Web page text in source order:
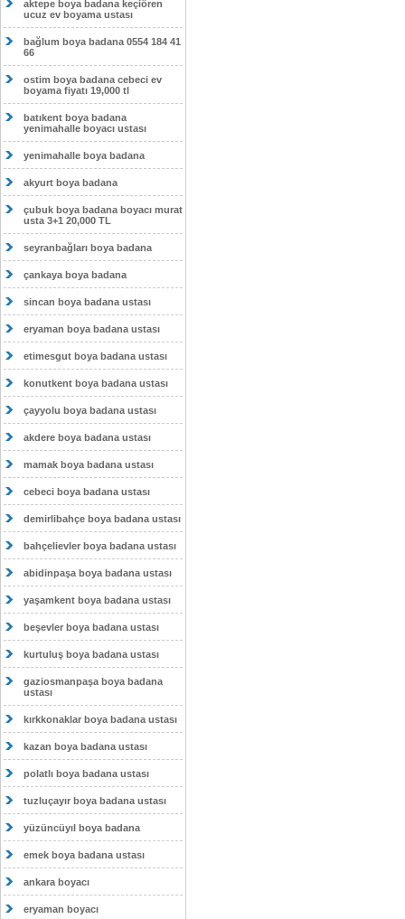
aktepe boya badana keçiören
ucuz ev boyama ustası
bağlum boya badana 0554 184 41
66
ostim boya badana cebeci ev
boyama fiyatı 19,000 tl
batıkent boya badana
yenimahalle boyacı ustası
yenimahalle boya badana
akyurt boya badana
çubuk boya badana boyacı murat
usta 3+1 20,000 TL
seyranbağları boya badana
çankaya boya badana
sincan boya badana ustası
eryaman boya badana ustası
etimesgut boya badana ustası
konutkent boya badana ustası
çayyolu boya badana ustası
akdere boya badana ustası
mamak boya badana ustası
cebeci boya badana ustası
demirlibahçe boya badana ustası
bahçelievler boya badana ustası
abidinpaşa boya badana ustası
yaşamkent boya badana ustası
beşevler boya badana ustası
kurtuluş boya badana ustası
gaziosmanpaşa boya badana
ustası
kırkkonaklar boya badana ustası
kazan boya badana ustası
polatlı boya badana ustası
tuzluçayır boya badana ustası
yüzüncüyıl boya badana
emek boya badana ustası
ankara boyacı
eryaman boyacı